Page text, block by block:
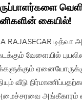
கையில்!
RAJASEGAR
வேளையில்
வீடு
அங்கீகாரம்